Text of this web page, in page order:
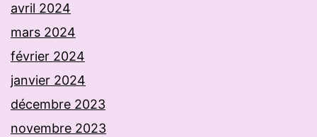
avril 2024
mars 2024
février 2024
janvier 2024
décembre 2023
novembre 2023